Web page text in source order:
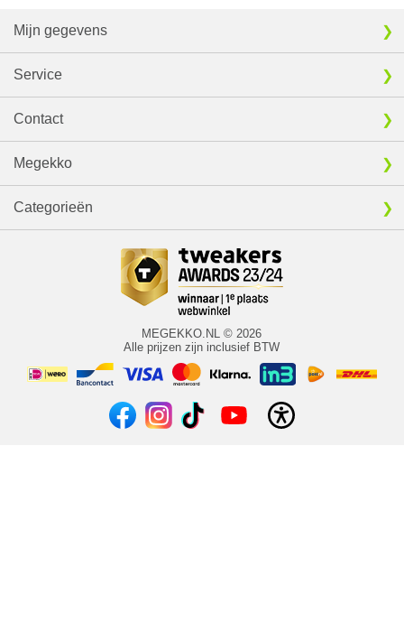
Mijn gegevens
Service
Contact
Megekko
Categorieën
MEGEKKO.NL © 2026
Alle prijzen zijn inclusief BTW